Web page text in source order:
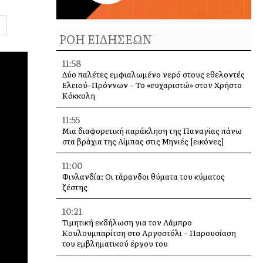
ΡΟΗ ΕΙΔΗΣΕΩΝ
11:58
Δύο παλέτες εμφιαλωμένο νερό στους εθελοντές
Ελειού–Πρόννων – Το «ευχαριστώ» στον Χρήστο
Κόκκολη
11:55
Μια διαφορετική παράκληση της Παναγίας πάνω
στα βράχια της Λίμπας στις Μηνιές [εικόνες]
11:00
Φινλανδία: Οι τάρανδοι θύματα του κύματος
ζέστης
10:21
Τιμητική εκδήλωση για τον Λάμπρο
Κουλουμπαρίτση στο Αργοστόλι – Παρουσίαση
του εμβληματικού έργου του